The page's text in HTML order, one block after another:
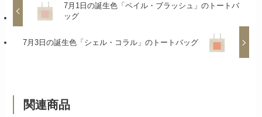
7月1日の誕生色「ペイル・ブラッシュ」のトートバ
ッグ
7月3日の誕生色「シェル・コラル」のトートバッグ
関連商品